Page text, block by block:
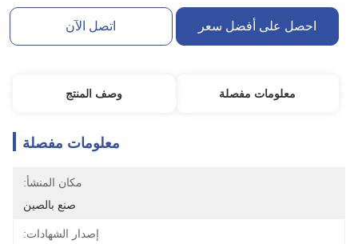
احصل على أفضل سعر اتصل الآن
معلومات مفصلة وصف المنتج
معلومات مفصلة
مكان المنشأ:
صنع بالصين
إصدار الشهادات: